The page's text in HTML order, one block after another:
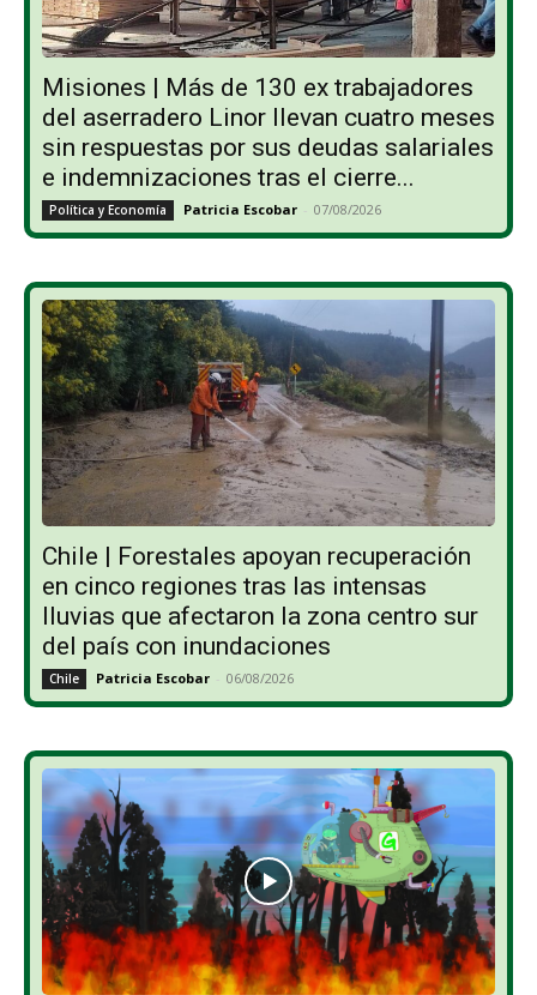
Misiones | Más de 130 ex trabajadores
del aserradero Linor llevan cuatro meses
sin respuestas por sus deudas salariales
e indemnizaciones tras el cierre...
Política y Economía Patricia Escobar - 07/08/2026
Chile | Forestales apoyan recuperación
en cinco regiones tras las intensas
lluvias que afectaron la zona centro sur
del país con inundaciones
Chile Patricia Escobar - 06/08/2026